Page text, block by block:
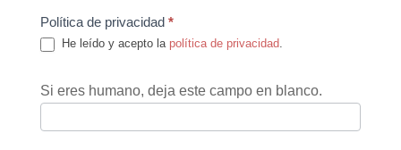
Política de privacidad *
He leído y acepto la política de privacidad.
Si eres humano, deja este campo en blanco.